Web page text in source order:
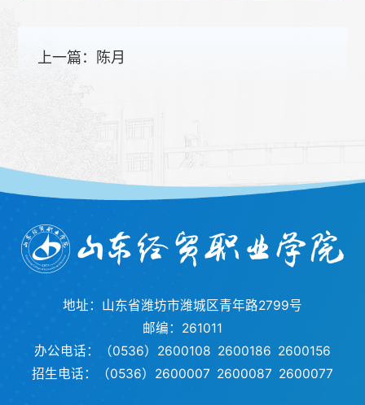
上一篇： 陈月
地址：山东省潍坊市潍城区青年路2799号
邮编：261011
办公电话：（0536）2600108 2600186 2600156
招生电话：（0536）2600007 2600087 2600077